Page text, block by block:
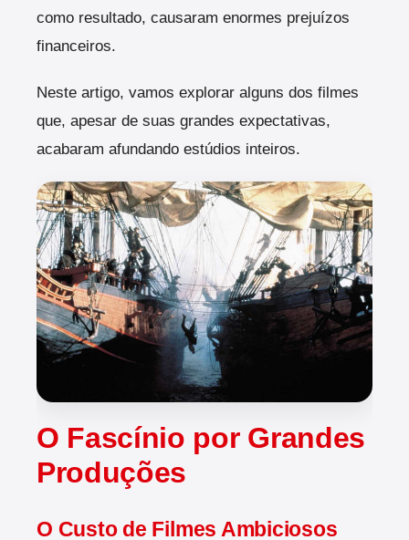
como resultado, causaram enormes prejuízos
financeiros.
Neste artigo, vamos explorar alguns dos filmes
que, apesar de suas grandes expectativas,
acabaram afundando estúdios inteiros.
O Fascínio por Grandes
Produções
O Custo de Filmes Ambiciosos